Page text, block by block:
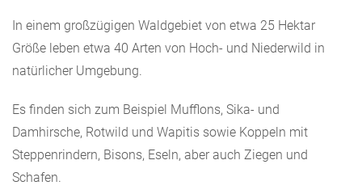
In einem großzügigen Waldgebiet von etwa 25 Hektar
Größe leben etwa 40 Arten von Hoch- und Niederwild in
natürlicher Umgebung.
Es finden sich zum Beispiel Mufflons, Sika- und
Damhirsche, Rotwild und Wapitis sowie Koppeln mit
Steppenrindern, Bisons, Eseln, aber auch Ziegen und
Schafen.